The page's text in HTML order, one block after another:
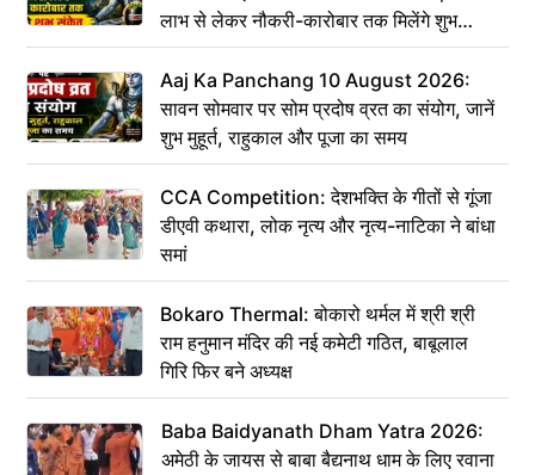
लाभ से लेकर नौकरी-कारोबार तक मिलेंगे शुभ
संकेत
Aaj Ka Panchang 10 August 2026:
सावन सोमवार पर सोम प्रदोष व्रत का संयोग, जानें
शुभ मुहूर्त, राहुकाल और पूजा का समय
CCA Competition: देशभक्ति के गीतों से गूंजा
डीएवी कथारा, लोक नृत्य और नृत्य-नाटिका ने बांधा
समां
Bokaro Thermal: बोकारो थर्मल में श्री श्री
राम हनुमान मंदिर की नई कमेटी गठित, बाबूलाल
गिरि फिर बने अध्यक्ष
Baba Baidyanath Dham Yatra 2026:
अमेठी के जायस से बाबा बैद्यनाथ धाम के लिए रवाना